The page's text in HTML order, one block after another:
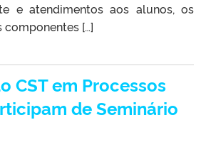
e atendimentos aos alunos, os
componentes […]
CST em Processos
de Seminário